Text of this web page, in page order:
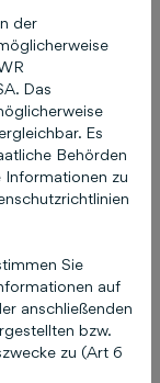
€ 1
die
der
Das
Es
Behörden
Informationen zu
Sie
auf
anschließenden
bzw.
zu (Art 6